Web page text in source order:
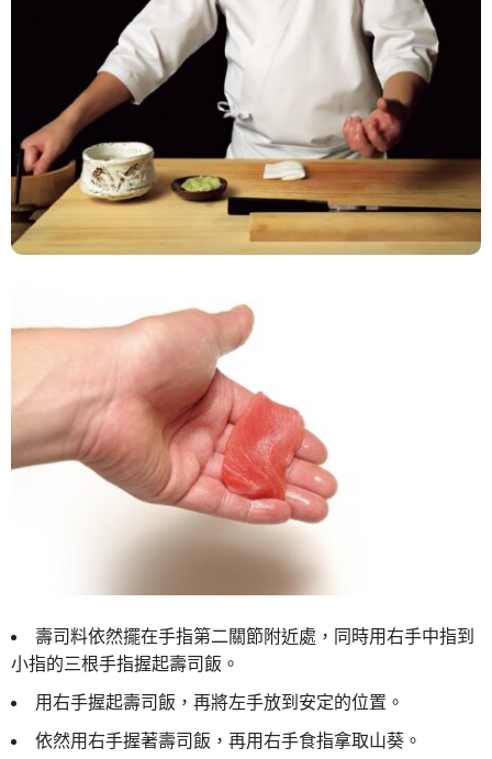
壽司料依然擺在手指第二關節附近處，同時用右手中指到
小指的三根手指握起壽司飯。
用右手握起壽司飯，再將左手放到安定的位置。
依然用右手握著壽司飯，再用右手食指拿取山葵。